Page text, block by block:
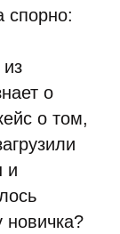
спорно:
о
о том,
и
новичка?